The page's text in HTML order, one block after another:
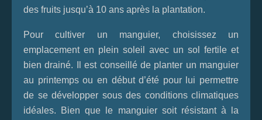
des fruits jusqu’à 10 ans après la plantation.
Pour cultiver un manguier, choisissez un
emplacement en plein soleil avec un sol fertile et
bien drainé. Il est conseillé de planter un manguier
au printemps ou en début d’été pour lui permettre
de se développer sous des conditions climatiques
idéales. Bien que le manguier soit résistant à la